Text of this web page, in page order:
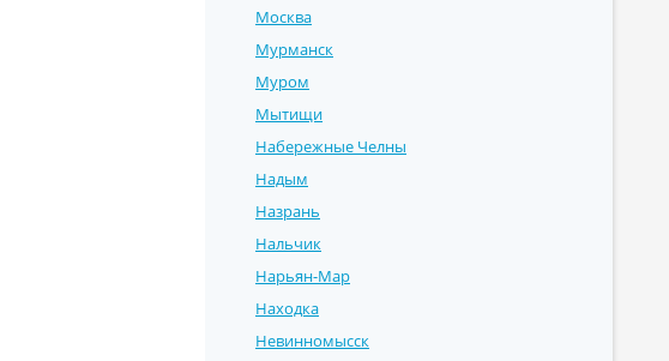
Москва
Мурманск
Муром
Мытищи
Набережные Челны
Надым
Назрань
Нальчик
Нарьян-Мар
Находка
Невинномысск